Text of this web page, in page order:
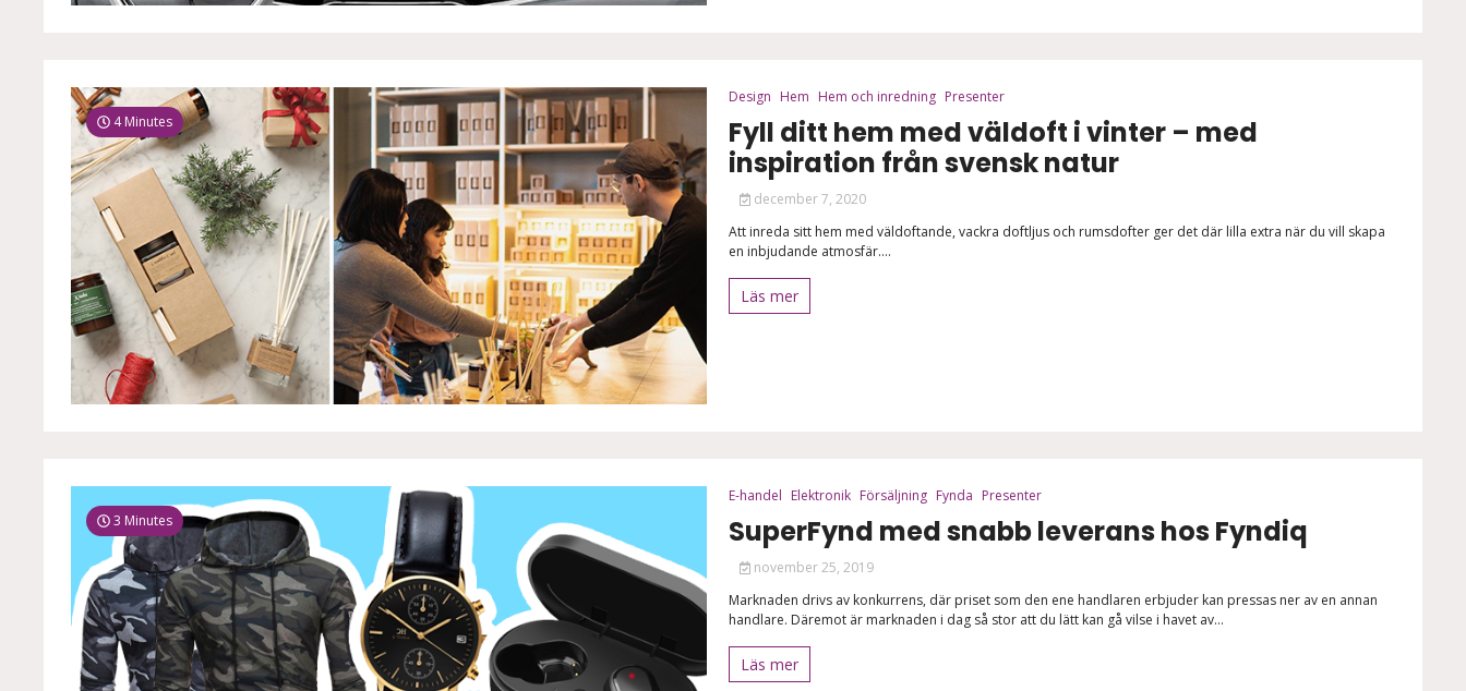
4 Minutes
Design Hem Hem och inredning Presenter
Fyll ditt hem med väldoft i vinter – med
inspiration från svensk natur
december 7, 2020
Att inreda sitt hem med väldoftande, vackra doftljus och rumsdofter ger det där lilla extra när du vill skapa
en inbjudande atmosfär....
Läs mer
3 Minutes
E-handel Elektronik Försäljning Fynda Presenter
SuperFynd med snabb leverans hos Fyndiq
november 25, 2019
Marknaden drivs av konkurrens, där priset som den ene handlaren erbjuder kan pressas ner av en annan
handlare. Däremot är marknaden i dag så stor att du lätt kan gå vilse i havet av...
Läs mer